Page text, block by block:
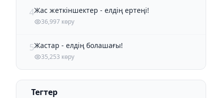
4Жас жеткіншектер - елдің ертеңі!
36,997 көру
5Жастар - елдің болашағы!
35,253 көру
Тегтер